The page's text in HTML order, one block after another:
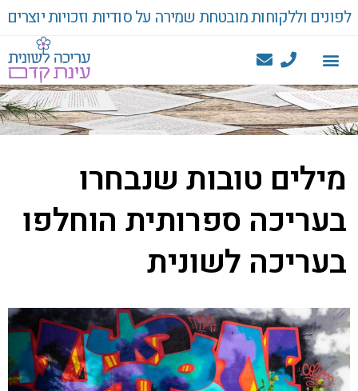
לפונים וללקוחות מובטחת שמירה על סודיות וזכויות יוצרים
מילים טובות שנבחרו
בעריכה ספרותית הוחלפו
בעריכה לשונית